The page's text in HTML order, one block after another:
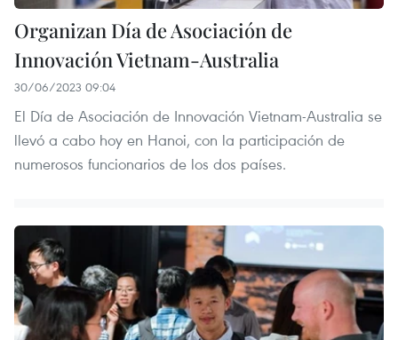
Organizan Día de Asociación de
Innovación Vietnam-Australia
30/06/2023 09:04
El Día de Asociación de Innovación Vietnam-Australia se
llevó a cabo hoy en Hanoi, con la participación de
numerosos funcionarios de los dos países.